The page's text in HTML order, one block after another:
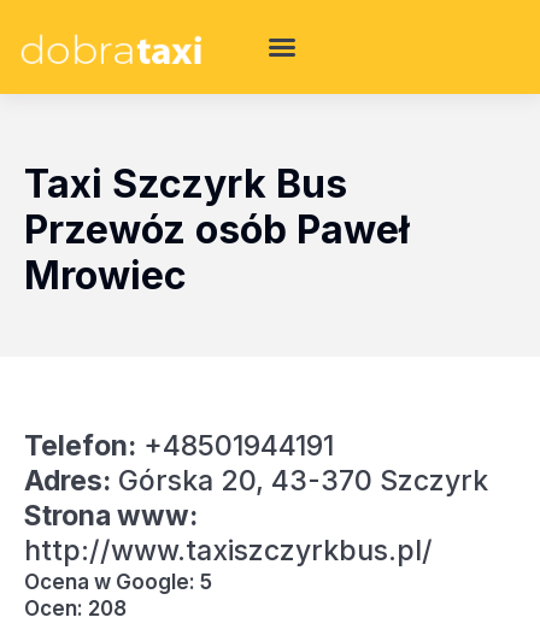
Taxi Szczyrk Bus
Przewóz osób Paweł
Mrowiec
Telefon: +48501944191
Adres: Górska 20, 43-370 Szczyrk
Strona www:
http://www.taxiszczyrkbus.pl/
Ocena w Google: 5
Ocen: 208